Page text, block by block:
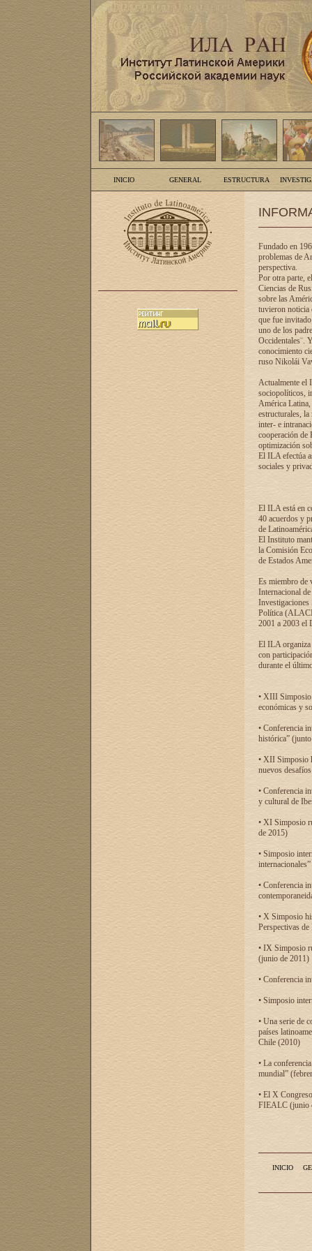
INICIO GENERAL ESTRUCTURA
Fundado en
problemas de
perspectiva.
Por otra parte,
Ciencias de
sobre las
tuvieron noticia
que fue
uno de los
Occidentales¨.
conocimiento
ruso Nikolái
Actualmente el
sociopolíticos,
América Latina,
estructurales,
inter- e
cooperación de
optimización
El ILA efectúa
sociales y
El ILA está en
40 acuerdos y
de
El Instituto
la Comisión
de Estados
Es miembro de
Internacional
Investigaciones
Política
2001 a 2003 el
El ILA organiza
con
durante el
• XIII Simposio
económicas y
• Conferencia
histórica”
• XII Simposio
nuevos
• Conferencia
y cultural de
• XI Simposio
de 2015)
• Simposio
• Conferencia
• X Simposio
Perspectivas
• IX Simposio
(junio de 2011)
• Conferencia
• Simposio
• Una serie de
países
Chile (2010)
• La
mundial”
• El X
FIEALC (junio
INICIO